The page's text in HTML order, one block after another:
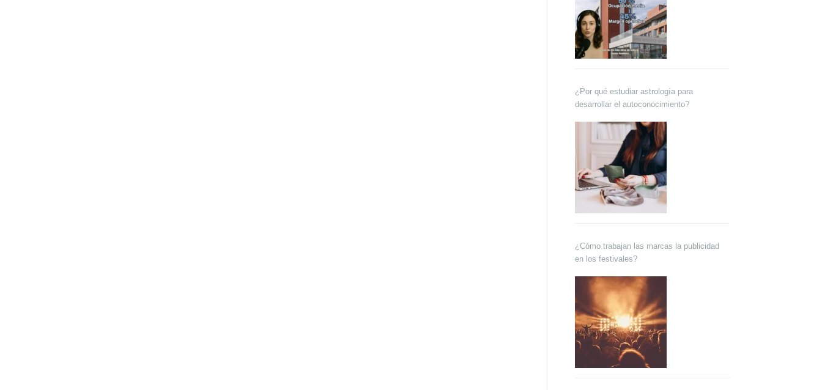
¿Por qué estudiar astrología para
desarrollar el autoconocimiento?
¿Cómo trabajan las marcas la publicidad
en los festivales?